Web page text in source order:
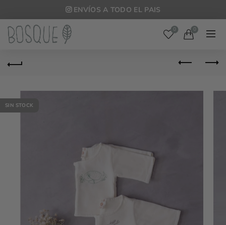
ENVÍOS A TODO EL PAIS
0 0
SIN STOCK